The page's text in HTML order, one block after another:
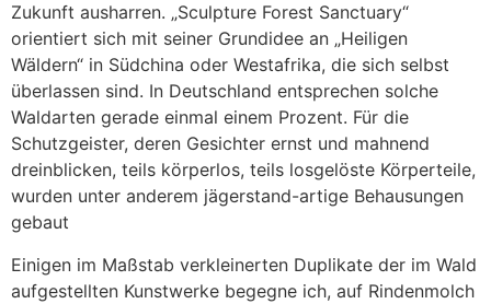
Zukunft ausharren. „Sculpture Forest Sanctuary“
orientiert sich mit seiner Grundidee an „Heiligen
Wäldern“ in Südchina oder Westafrika, die sich selbst
überlassen sind. In Deutschland entsprechen solche
Waldarten gerade einmal einem Prozent. Für die
Schutzgeister, deren Gesichter ernst und mahnend
dreinblicken, teils körperlos, teils losgelöste Körperteile,
wurden unter anderem jägerstand-artige Behausungen
gebaut
Einigen im Maßstab verkleinerten Duplikate der im Wald
aufgestellten Kunstwerke begegne ich, auf Rindenmolch